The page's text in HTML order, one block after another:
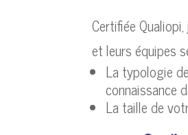
Certifiée
et leurs équipes
La typologie
connaissance
La taille de